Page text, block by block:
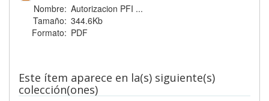
Nombre: Autorizacion PFI ...
Tamaño: 344.6Kb
Formato: PDF
Este ítem aparece en la(s) siguiente(s)
colección(ones)